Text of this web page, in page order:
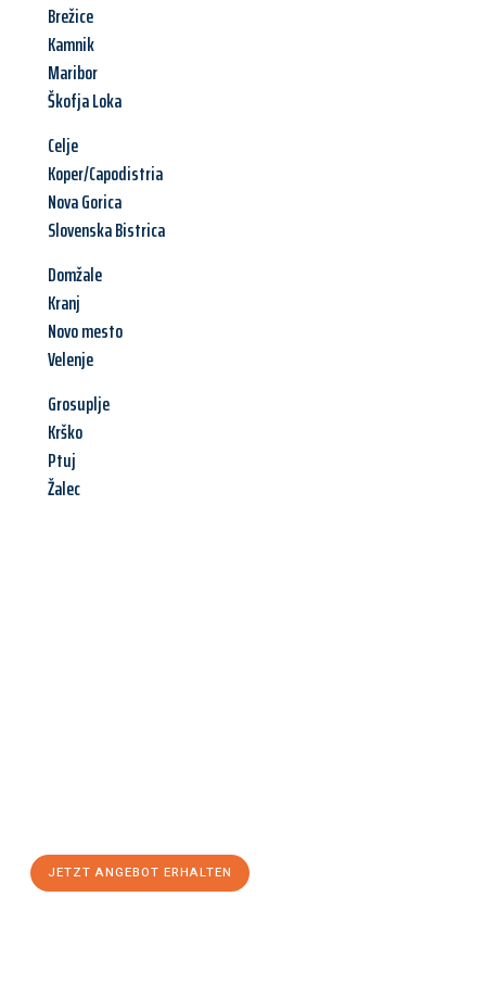
Brežice
Kamnik
Maribor
Škofja Loka
Celje
Koper/Capodistria
Nova Gorica
Slovenska Bistrica
Domžale
Kranj
Novo mesto
Velenje
Grosuplje
Krško
Ptuj
Žalec
JETZT ANGEBOT ERHALTEN